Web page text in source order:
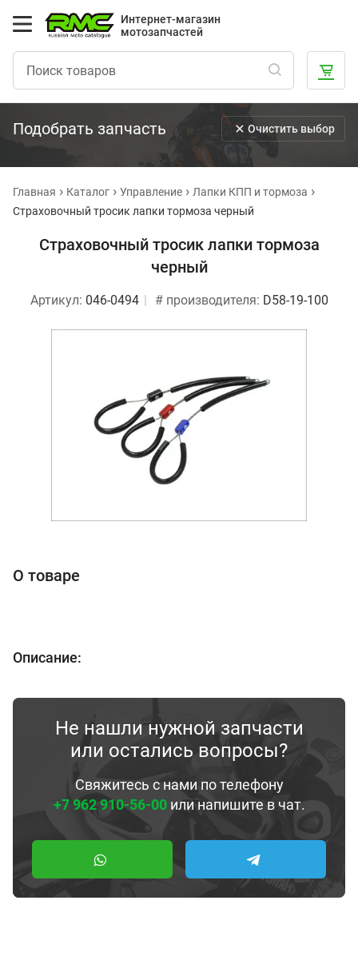
Интернет-магазин
мотозапчастей
Подобрать запчасть Очистить выбор
Главная Каталог Управление
Лапки КПП и тормоза
Страховочный тросик лапки тормоза черный
Страховочный тросик лапки тормоза
черный
Артикул: 046-0494 # производителя: D58-19-100
О товаре
Описание:
Не нашли нужной запчасти
или остались вопросы?
Свяжитесь с нами по телефону
+7 962 910-56-00или напишите в чат.